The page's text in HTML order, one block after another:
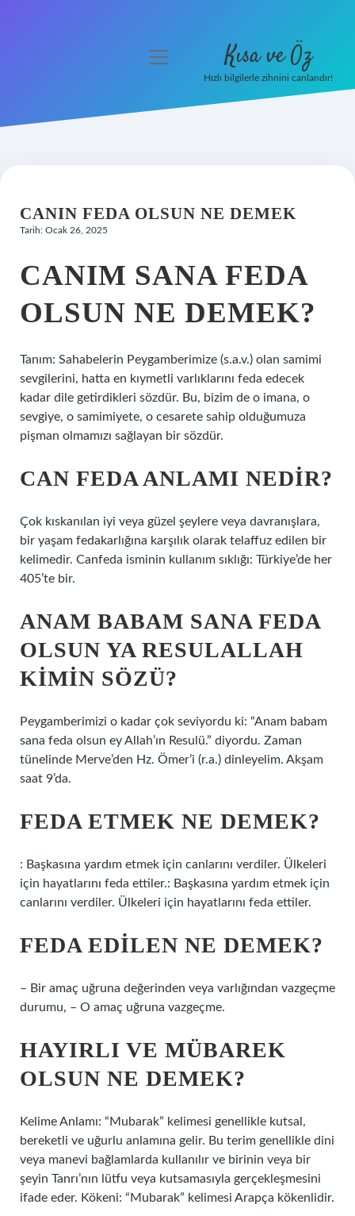
Hakkımızda
menüyü
Kısa ve Öz
Hızlı bilgilerle zihnini canlandır!
CANIN FEDA OLSUN NE DEMEK
Tarih: Ocak 26, 2025
CANIM SANA FEDA
OLSUN NE DEMEK?
Tanım: Sahabelerin Peygamberimize (s.a.v.) olan samimi
sevgilerini, hatta en kıymetli varlıklarını feda edecek
kadar dile getirdikleri sözdür. Bu, bizim de o imana, o
sevgiye, o samimiyete, o cesarete sahip olduğumuza
pişman olmamızı sağlayan bir sözdür.
CAN FEDA ANLAMI NEDIR?
Çok kıskanılan iyi veya güzel şeylere veya davranışlara,
bir yaşam fedakarlığına karşılık olarak telaffuz edilen bir
kelimedir. Canfeda isminin kullanım sıklığı: Türkiye’de her
405’te bir.
ANAM BABAM SANA FEDA
OLSUN YA RESULALLAH
KIMIN SÖZÜ?
Peygamberimizi o kadar çok seviyordu ki: “Anam babam
sana feda olsun ey Allah’ın Resulü.” diyordu. Zaman
tünelinde Merve’den Hz. Ömer’i (r.a.) dinleyelim. Akşam
saat 9’da.
FEDA ETMEK NE DEMEK?
: Başkasına yardım etmek için canlarını verdiler. Ülkeleri
için hayatlarını feda ettiler.: Başkasına yardım etmek için
canlarını verdiler. Ülkeleri için hayatlarını feda ettiler.
FEDA EDILEN NE DEMEK?
– Bir amaç uğruna değerinden veya varlığından vazgeçme
durumu, – O amaç uğruna vazgeçme.
HAYIRLI VE MÜBAREK
OLSUN NE DEMEK?
Kelime Anlamı: “Mubarak” kelimesi genellikle kutsal,
bereketli ve uğurlu anlamına gelir. Bu terim genellikle dini
veya manevi bağlamlarda kullanılır ve birinin veya bir
şeyin Tanrı’nın lütfu veya kutsamasıyla gerçekleşmesini
ifade eder. Kökeni: “Mubarak” kelimesi Arapça kökenlidir.